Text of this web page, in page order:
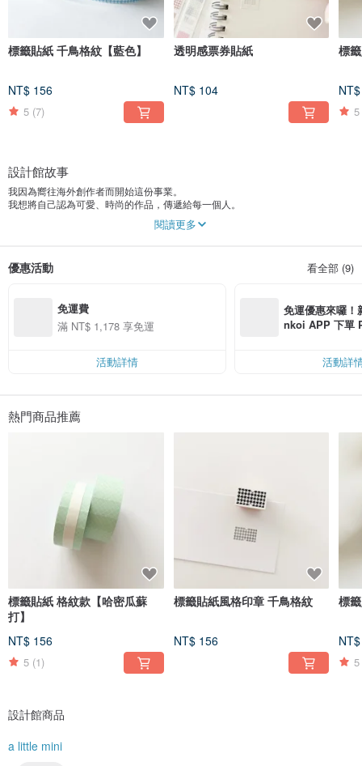
標籤貼紙 千鳥格紋【藍色】
NT$ 156
5 (7)
透明感票券貼紙
NT$ 104
標
5
設計館故事
我因為嚮往海外創作者而開始這份事業。
我想將自己認為可愛、時尚的作品，傳遞給每一個人。
所有商品從製作、設計到剪裁，都由我一人獨立完成。
我是「a little mini」。
我每天都會在 Instagram 更新最新資訊，
關於寄送
基本上週末不提供寄送服務。
閱讀更多
優惠活動 看全部 (9)
免運費
滿 NT$ 1,178 享免運
活動詳情
免運優惠來囉
nkoi APP 下單
活動詳
熱門商品推薦
標籤貼紙 格紋款【哈密瓜蘇
打】
NT$ 156
5 (1)
標籤貼紙風格印章 千鳥格紋
NT$ 156
標
5
設計館商品
a little mini